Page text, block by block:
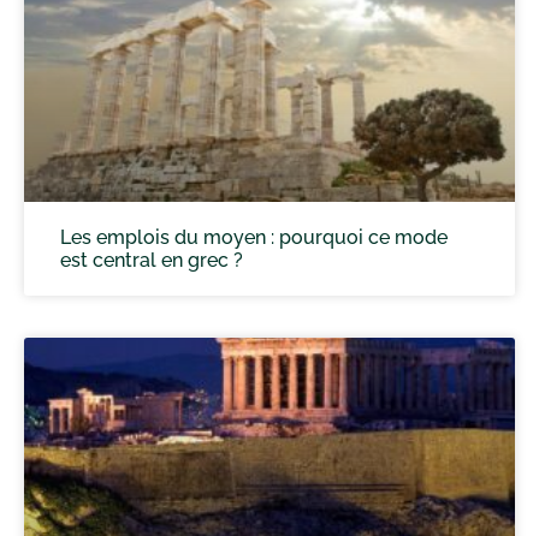
Les emplois du moyen : pourquoi ce mode
est central en grec ?